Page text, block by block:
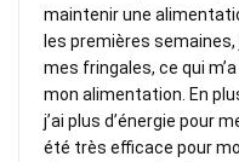
maintenir une
les premières
mes fringales, ce qui
mon alimentation. En
j’ai plus d’énergie pour
été très efficace pour